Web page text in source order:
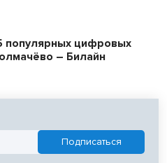
популярных цифровых
– Билайн